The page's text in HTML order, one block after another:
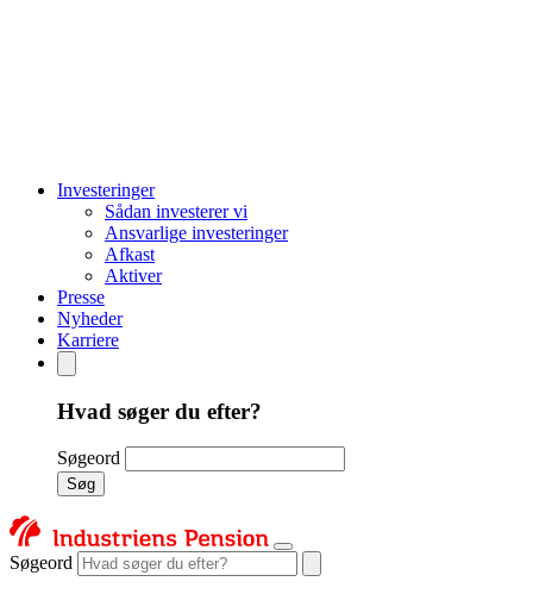
Investeringer
Sådan investerer vi
Ansvarlige investeringer
Afkast
Aktiver
Presse
Nyheder
Karriere
Hvad søger du efter?
Søgeord
Søg
Søgeord